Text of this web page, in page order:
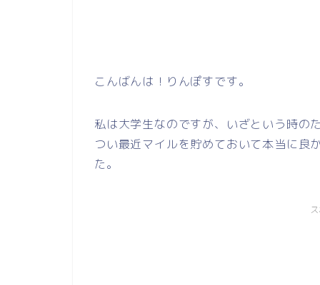
こんばんは！りんぽすです。
私は大学生なのですが、いざという時の
つい最近マイルを貯めておいて本当に良
た。